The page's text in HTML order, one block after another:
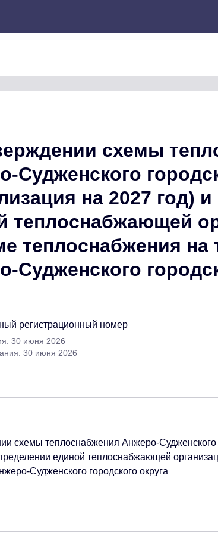
схемы
Судженского
на 2027 год)
теплоснабжающей
теплоснабжения на
Судженского
регистрационный номер
30 июня 2026
30 июня 2026
схемы теплоснабжения Анжеро-Судженского
единой теплоснабжающей
Судженского городского округа